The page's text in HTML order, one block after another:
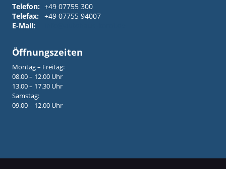
Telefon: +49 07755 300
Telefax: +49 07755 94007
E-Mail:
Öffnungszeiten
Montag – Freitag:
08.00 – 12.00 Uhr
13.00 – 17.30 Uhr
Samstag:
09.00 – 12.00 Uhr